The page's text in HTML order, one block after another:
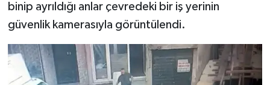
binip ayrıldığı anlar çevredeki bir iş yerinin
güvenlik kamerasıyla görüntülendi.